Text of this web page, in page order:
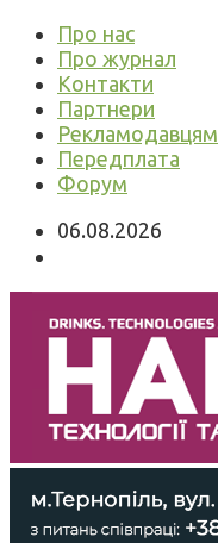
Про нас
Про журнал
Контакти
Партнери
Рекламодавцям
Передплата
Форум
06.08.2026